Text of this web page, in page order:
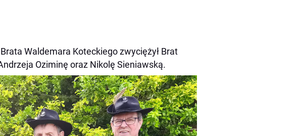
Waldemara Koteckiego zwyciężył Brat
Oziminę oraz Nikolę Sieniawską.